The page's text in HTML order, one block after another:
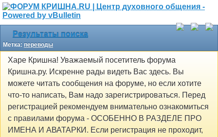
Результаты поиска
Метка: переводы
Харе Кришна! Уважаемый посетитель форума
Кришна.ру. Искренне рады видеть Вас здесь. Вы
можете читать сообщения на форуме, но если хотите
что-то написать, Вам надо зарегистрироваться. Перед
регистрацией рекомендуем внимательно ознакомиться
с правилами форума - ОСОБЕННО В РАЗДЕЛЕ ПРО
ИМЕНА И АВАТАРКИ. Если регистрация не проходит,